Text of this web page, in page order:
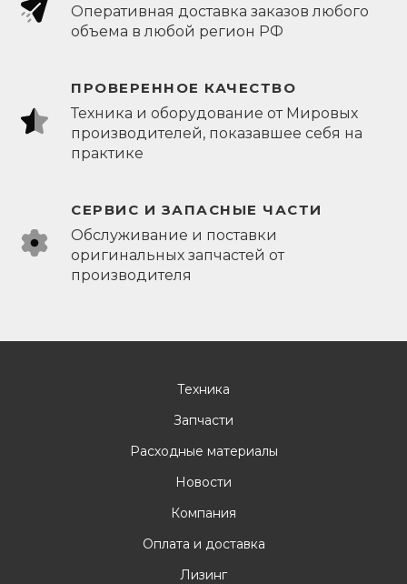
Оперативная доставка заказов любого
объема в любой регион РФ
ПРОВЕРЕННОЕ КАЧЕСТВО
Техника и оборудование от Мировых
производителей, показавшее себя на
практике
СЕРВИС И ЗАПАСНЫЕ ЧАСТИ
Обслуживание и поставки
оригинальных запчастей от
производителя
Техника
Запчасти
Расходные материалы
Новости
Компания
Оплата и доставка
Лизинг